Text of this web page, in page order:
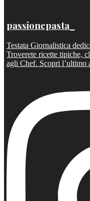
passionepasta_
Testata Giornalistica
Troverete ricette tipiche,
agli Chef. Scopri l’ultimo